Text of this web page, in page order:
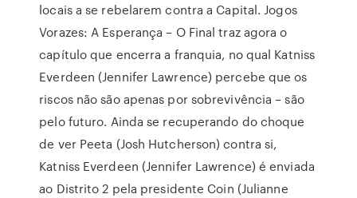
locais a se rebelarem contra a Capital. Jogos
Vorazes: A Esperança – O Final traz agora o
capítulo que encerra a franquia, no qual Katniss
Everdeen (Jennifer Lawrence) percebe que os
riscos não são apenas por sobrevivência – são
pelo futuro. Ainda se recuperando do choque
de ver Peeta (Josh Hutcherson) contra si,
Katniss Everdeen (Jennifer Lawrence) é enviada
ao Distrito 2 pela presidente Coin (Julianne